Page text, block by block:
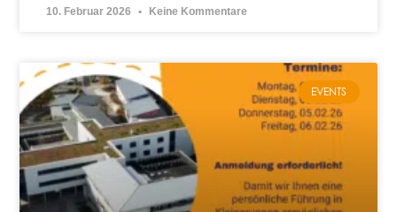
10. Februar 2026 Keine Kommentare
EVENTS